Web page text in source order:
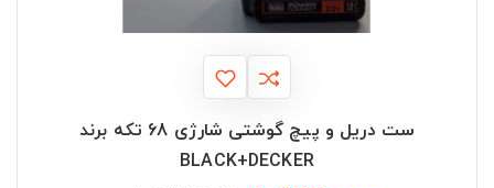
ست دریل و پیچ گوشتی شارژی 68 تکه برند
BLACK+DECKER